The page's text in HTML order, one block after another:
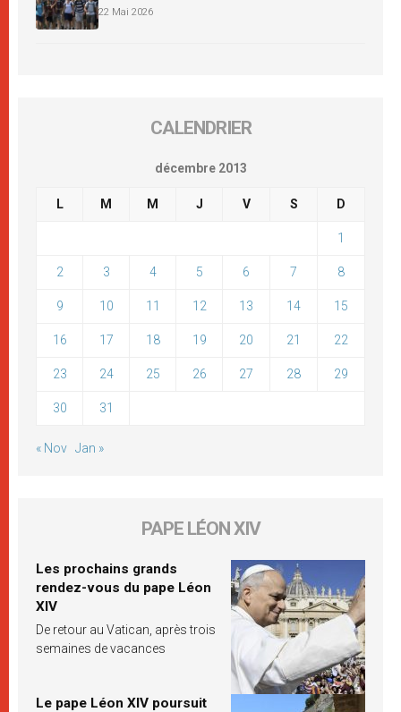
22 Mai 2026
CALENDRIER
décembre 2013
L M M J V S D
1
2 3 4 5 6 7 8
9 10 11 12 13 14 15
16 17 18 19 20 21 22
23 24 25 26 27 28 29
30 31
« Nov Jan »
PAPE LÉON XIV
Les prochains grands
rendez-vous du pape Léon
XIV
De retour au Vatican, après trois
semaines de vacances
Le pape Léon XIV poursuit